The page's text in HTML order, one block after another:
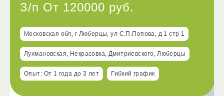
З/п От 120000 руб.
Московская обл, г Люберцы, ул С.П.Попова, д 1 стр 1
Лухмановская, Некрасовка, Дмитриевского, Люберцы
Опыт: От 1 года до 3 лет Гибкий график